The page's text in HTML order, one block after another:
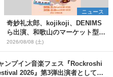
ニュース
奇妙礼太郎、kojikoji、DENIMS
ら出演、和歌山のマーケット型野
外イベント『PICNIC JAM
2026』早割チケット発売開始
2026/08/08 (土)
ンプイン音楽フェス『Rockroshi
2026』第3弾出演者として